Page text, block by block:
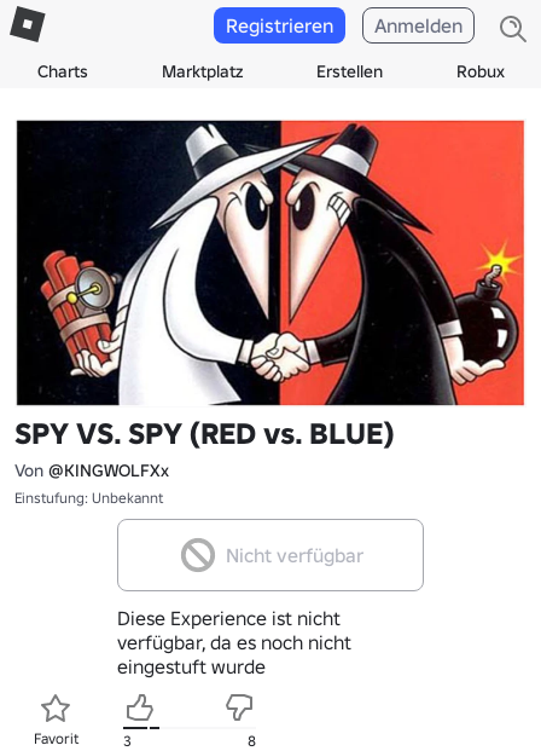
Charts Marktplatz Erstellen Robux
Registrieren Anmelden
SPY VS. SPY (RED vs. BLUE)
Von @KINGWOLFXx
Einstufung: Unbekannt
Nicht verfügbar
Diese Experience ist nicht
verfügbar, da es noch nicht
eingestuft wurde
Favorit 3 8